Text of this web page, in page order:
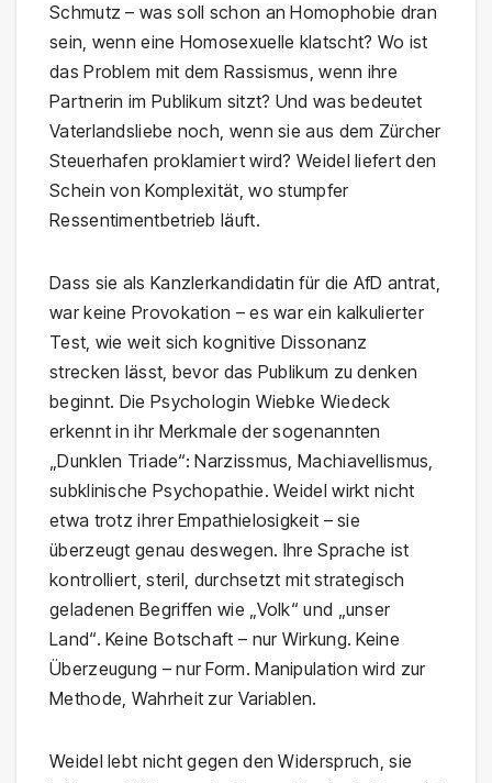
Schmutz – was soll schon an Homophobie dran
sein, wenn eine Homosexuelle klatscht? Wo ist
das Problem mit dem Rassismus, wenn ihre
Partnerin im Publikum sitzt? Und was bedeutet
Vaterlandsliebe noch, wenn sie aus dem Zürcher
Steuerhafen proklamiert wird? Weidel liefert den
Schein von Komplexität, wo stumpfer
Ressentimentbetrieb läuft.
Dass sie als Kanzlerkandidatin für die AfD antrat,
war keine Provokation – es war ein kalkulierter
Test, wie weit sich kognitive Dissonanz
strecken lässt, bevor das Publikum zu denken
beginnt. Die Psychologin Wiebke Wiedeck
erkennt in ihr Merkmale der sogenannten
„Dunklen Triade“: Narzissmus, Machiavellismus,
subklinische Psychopathie. Weidel wirkt nicht
etwa trotz ihrer Empathielosigkeit – sie
überzeugt genau deswegen. Ihre Sprache ist
kontrolliert, steril, durchsetzt mit strategisch
geladenen Begriffen wie „Volk“ und „unser
Land“. Keine Botschaft – nur Wirkung. Keine
Überzeugung – nur Form. Manipulation wird zur
Methode, Wahrheit zur Variablen.
Weidel lebt nicht gegen den Widerspruch, sie